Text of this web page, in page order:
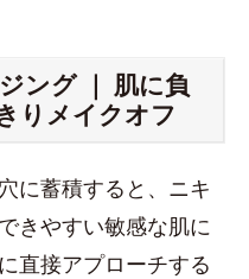
ング ｜ 肌に負
りメイクオフ
に蓄積すると、ニキ
きやすい敏感な肌に
直接アプローチする